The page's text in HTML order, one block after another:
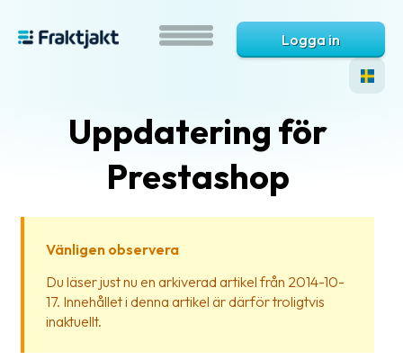
är
Fraktjakt?
Hjälp?
Logga in
Uppdatering för
Prestashop
Vänligen observera
Du läser just nu en arkiverad artikel från 2014-10-
17. Innehållet i denna artikel är därför troligtvis
inaktuellt.